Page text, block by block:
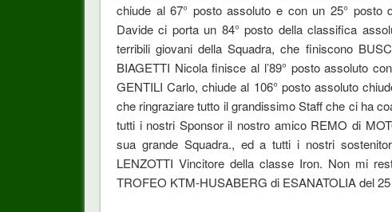
chiude al 67° posto assoluto e con un 25° posto
Davide ci porta un 84° posto della classifica
terribili giovani della Squadra, che finiscono
BIAGETTI Nicola finisce al l’89° posto assoluto
GENTILI Carlo, chiude al 106° posto assoluto
che ringraziare tutto il grandissimo Staff che ci ha
tutti i nostri Sponsor il nostro amico REMO di
sua grande Squadra., ed a tutti i nostri
LENZOTTI Vincitore della classe Iron. Non mi
TROFEO KTM-HUSABERG di ESANATOLIA del